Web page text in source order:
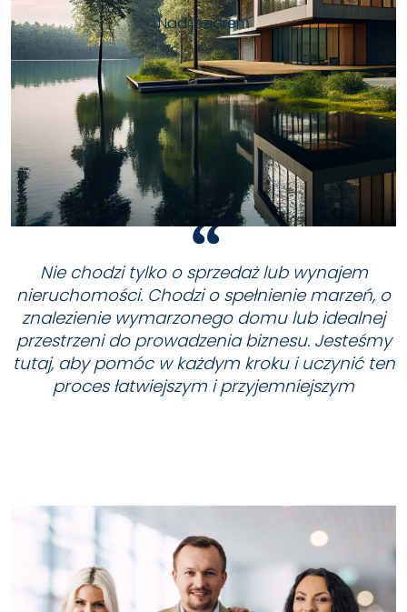
Nad jeziorem
Nie chodzi tylko o sprzedaż lub wynajem
nieruchomości. Chodzi o spełnienie marzeń, o
znalezienie wymarzonego domu lub idealnej
przestrzeni do prowadzenia biznesu. Jesteśmy
tutaj, aby pomóc w każdym kroku i uczynić ten
proces łatwiejszym i przyjemniejszym